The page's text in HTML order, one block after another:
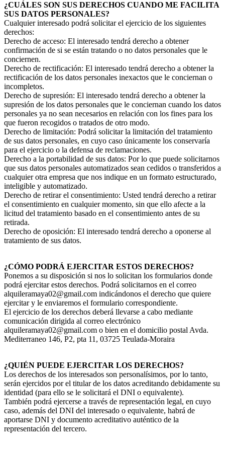
¿CUÁLES SON SUS DERECHOS CUANDO ME FACILITA
SUS DATOS PERSONALES?
Cualquier interesado podrá solicitar el ejercicio de los siguientes
derechos:
Derecho de acceso: El interesado tendrá derecho a obtener
confirmación de si se están tratando o no datos personales que le
conciernen.
Derecho de rectificación: El interesado tendrá derecho a obtener la
rectificación de los datos personales inexactos que le conciernan o
incompletos.
Derecho de supresión: El interesado tendrá derecho a obtener la
supresión de los datos personales que le conciernan cuando los datos
personales ya no sean necesarios en relación con los fines para los
que fueron recogidos o tratados de otro modo.
Derecho de limitación: Podrá solicitar la limitación del tratamiento
de sus datos personales, en cuyo caso únicamente los conservaría
para el ejercicio o la defensa de reclamaciones.
Derecho a la portabilidad de sus datos: Por lo que puede solicitarnos
que sus datos personales automatizados sean cedidos o transferidos a
cualquier otra empresa que nos indique en un formato estructurado,
inteligible y automatizado.
Derecho de retirar el consentimiento: Usted tendrá derecho a retirar
el consentimiento en cualquier momento, sin que ello afecte a la
licitud del tratamiento basado en el consentimiento antes de su
retirada.
Derecho de oposición: El interesado tendrá derecho a oponerse al
tratamiento de sus datos.
¿CÓMO PODRÁ EJERCITAR ESTOS DERECHOS?
Ponemos a su disposición si nos lo solicitan los formularios donde
podrá ejercitar estos derechos. Podrá solicitarnos en el correo
alquileramaya02@gmail.com indicándonos el derecho que quiere
ejercitar y le enviaremos el formulario correspondiente.
El ejercicio de los derechos deberá llevarse a cabo mediante
comunicación dirigida al correo electrónico
alquileramaya02@gmail.com o bien en el domicilio postal Avda.
Mediterraneo 146, P2, pta 11, 03725 Teulada-Moraira
¿QUIÉN PUEDE EJERCITAR LOS DERECHOS?
Los derechos de los interesados son personalísimos, por lo tanto,
serán ejercidos por el titular de los datos acreditando debidamente su
identidad (para ello se le solicitará el DNI o equivalente).
También podrá ejercerse a través de representación legal, en cuyo
caso, además del DNI del interesado o equivalente, habrá de
aportarse DNI y documento acreditativo auténtico de la
representación del tercero.